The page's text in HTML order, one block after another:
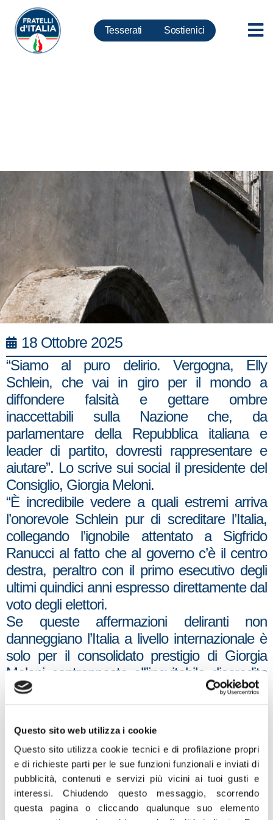
Questo sito web utilizza i cookie
Questo sito utilizza cookie tecnici e di profilazione propri
e di richieste parti per le sue funzioni funzionali e inviati di
pubblicità, contenuti e servizi più vicini ai tuoi gusti e
interessi.Chiudendo questo messaggio, scorrendo
questa pagina o cliccando qualunque suo elemento
Tesserati Sostienici
18 Ottobre 2025
“Siamo al puro delirio. Vergogna, Elly
Schlein, che vai in giro per il mondo a
diffondere falsità e gettare ombre
inaccettabili sulla Nazione che, da
parlamentare della Repubblica italiana e
leader di partito, dovresti rappresentare e
aiutare”. Lo scrive sui social il presidente del
Consiglio, Giorgia Meloni.
“È incredibile vedere a quali estremi arriva
l’onorevole Schlein pur di screditare l’Italia,
collegando l’ignobile attentato a Sigfrido
Ranucci al fatto che al governo c’è il centro
destra, peraltro con il primo esecutivo degli
ultimi quindici anni espresso direttamente dal
voto degli elettori.
Se queste affermazioni deliranti non
danneggiano l’Italia a livello internazionale è
solo per il consolidato prestigio di Giorgia
Meloni contrapposto all’inevitabile discredito
che si guadagna chi assume le posizioni
leader del Pd, ad esempio non aver
sostenuto il piano di pace per il Medio
Oriente, accettato invece oltre che
dall’Occidente, dai più importanti Paesi
islamici, dall’Autorità palestinese e persino
da Hamas. Fratelli d’Italia difende sempre la